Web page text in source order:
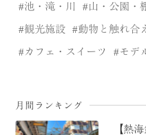
池・滝・川 山・公園・
観光施設 動物と触れ合
カフェ・スイーツ モデ
月間ランキング
【熱